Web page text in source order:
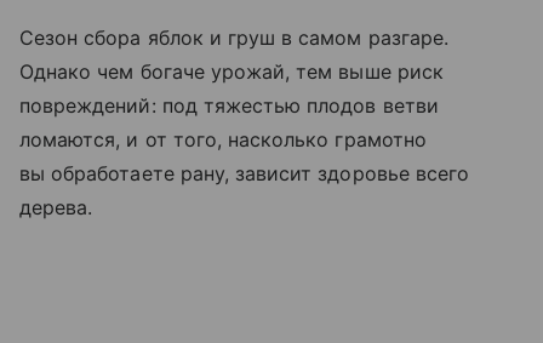
Сезон сбора яблок и груш в самом разгаре.
Однако чем богаче урожай, тем выше риск
повреждений: под тяжестью плодов ветви
ломаются, и от того, насколько грамотно
вы обработаете рану, зависит здоровье всего
дерева.